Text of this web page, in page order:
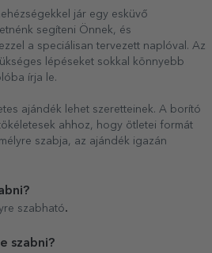
jár egy esküvő
segíteni Önnek, és
a speciálisan tervezett naplóval. Az
lépéseket sokkal könnyebb
írja le.
ajándék lehet szeretteinek. A borító
ahhoz, hogy ötletei formát
szabja, az ajándék igazán
szabható.
szabni?